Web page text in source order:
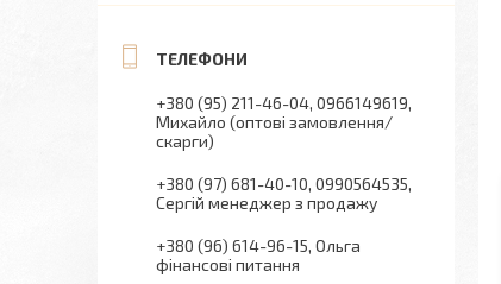
+380 (95) 211-46-04 0966149619
Михайло (оптові замовлення/
скарги)
+380 (97) 681-40-10 0990564535
Сергій менеджер з продажу
+380 (96) 614-96-15 Ольга
фінансові питання